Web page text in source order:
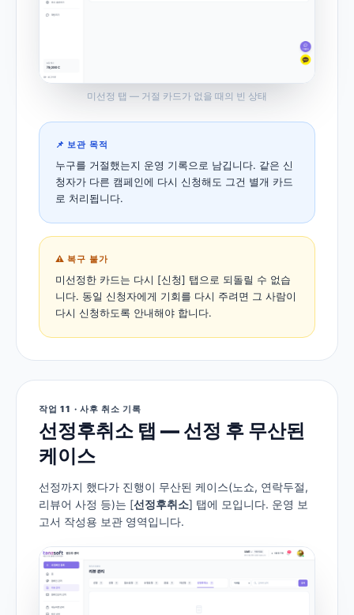
미선정 탭 — 거절 카드가 없을 때의 빈 상태
📌 보관 목적
누구를 거절했는지 운영 기록으로 남깁니다. 같은 신
청자가 다른 캠페인에 다시 신청해도 그건 별개 카드
로 처리됩니다.
⚠️ 복구 불가
미선정한 카드는 다시 [신청] 탭으로 되돌릴 수 없습
니다. 동일 신청자에게 기회를 다시 주려면 그 사람이
다시 신청하도록 안내해야 합니다.
작업 11 · 사후 취소 기록
선정후취소 탭 — 선정 후 무산된
케이스
선정까지 했다가 진행이 무산된 케이스(노쇼, 연락두절,
리뷰어 사정 등)는 [선정후취소] 탭에 모입니다. 운영 보
고서 작성용 보관 영역입니다.